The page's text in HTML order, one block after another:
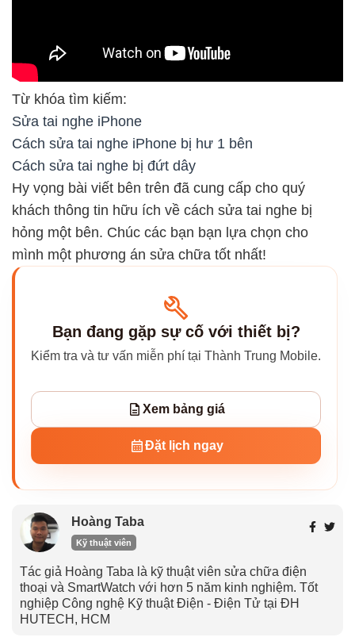
Từ khóa tìm kiếm:
Sửa tai nghe iPhone
Cách sửa tai nghe iPhone bị hư 1 bên
Cách sửa tai nghe bị đứt dây
Hy vọng bài viết bên trên đã cung cấp cho quý
khách thông tin hữu ích về cách sửa tai nghe bị
hỏng một bên. Chúc các bạn bạn lựa chọn cho
mình một phương án sửa chữa tốt nhất!
Bạn đang gặp sự cố với thiết bị?
Kiểm tra và tư vấn miễn phí tại Thành Trung Mobile.
Xem bảng giá
Đặt lịch ngay
Hoàng Taba
Kỹ thuật viên
Tác giả Hoàng Taba là kỹ thuật viên sửa chữa điện
thoại và SmartWatch với hơn 5 năm kinh nghiệm. Tốt
nghiệp Công nghệ Kỹ thuật Điện - Điện Tử tại ĐH
HUTECH, HCM